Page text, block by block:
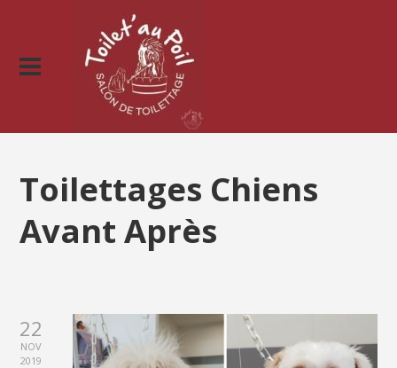
Toilettages Chiens
Avant Après
22
NOV
2019